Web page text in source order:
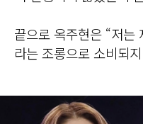
끝으로 옥주현은 “저는
라는 조롱으로 소비되